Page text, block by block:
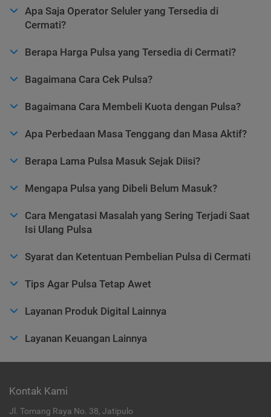
Apa Saja Operator Seluler yang Tersedia di
Cermati?
Berapa Harga Pulsa yang Tersedia di Cermati?
Bagaimana Cara Cek Pulsa?
Bagaimana Cara Membeli Kuota dengan Pulsa?
Apa Perbedaan Masa Tenggang dan Masa Aktif?
Berapa Lama Pulsa Masuk Sejak Diisi?
Mengapa Pulsa yang Dibeli Belum Masuk?
Cara Mengatasi Masalah yang Sering Terjadi Saat
Isi Ulang Pulsa
Syarat dan Ketentuan Pembelian Pulsa di Cermati
Tips Agar Pulsa Tetap Awet
Layanan Produk Digital Lainnya
Layanan Keuangan Lainnya
Kontak Kami
Jl. Tomang Raya No. 38, Jatipulo